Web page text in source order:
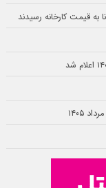
به قیمت کارخانه رسیدند